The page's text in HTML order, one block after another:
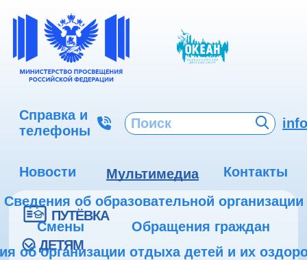
Справка и
телефоны
Новости Мультимедиа
Контакты
Сведения об образовательной организации
Смены
Обращения граждан
об организации отдыха детей и их
ПУТЁВКА
ДЕТЯМ